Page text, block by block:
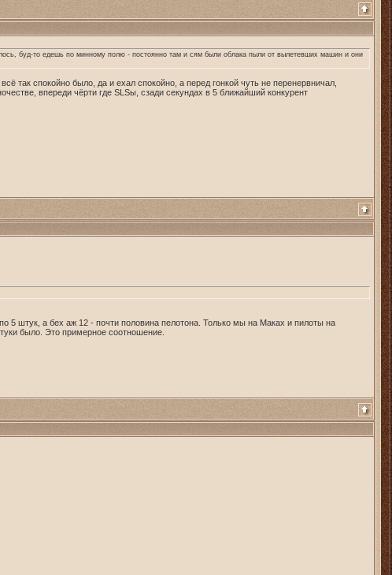
буд-то едешь по минному полю - постоянно там и сям были облака пыли от вылетевших машин и они
так спокойно было, да и ехал спокойно, а перед гонкой чуть не перенервничал,
впереди чёрти где SLSы, сзади секундах в 5 ближайший конкурент
5 штук, а бех аж 12 - почти половина пелотона. Только мы на Маках и пилоты на
было. Это примерное соотношение.